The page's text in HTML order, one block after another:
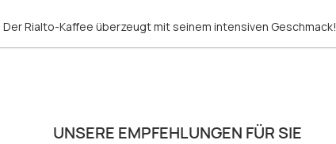
Rialto-Kaffee überzeugt mit seinem intensiven Geschmack!
UNSERE EMPFEHLUNGEN FÜR SIE